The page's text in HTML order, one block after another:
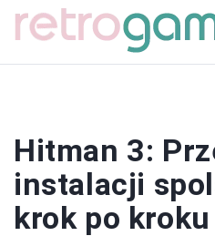
Hitman 3:
instalacji
krok po kroku